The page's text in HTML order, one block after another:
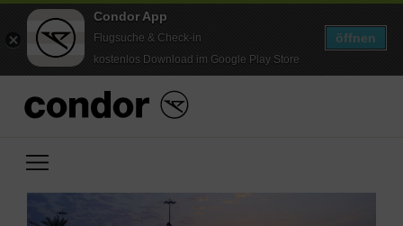
Condor App
Flugsuche & Check-in
kostenlos Download im Google Play Store
öffnen